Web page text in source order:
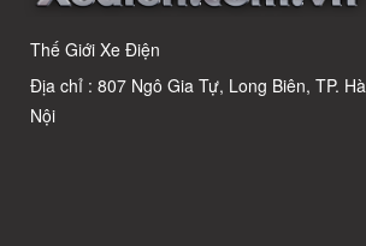
Chuẩn Chỉnh
Thế Giới Xe Điện
Địa chỉ : 807 Ngô Gia Tự, Long Biên, TP. Hà
Nội